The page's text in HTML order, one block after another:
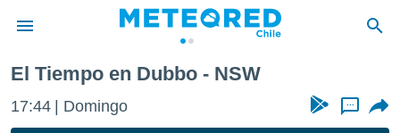
de
El Tiempo en Dubbo - NSW
17:44 Domingo ...